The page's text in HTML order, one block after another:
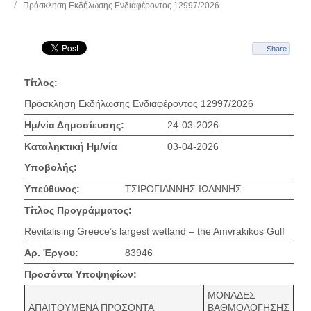
Πρόσκληση Εκδήλωσης Ενδιαφέροντος 12997/2026
Share
Τίτλος:
Πρόσκληση Εκδήλωσης Ενδιαφέροντος 12997/2026
Ημ/νία Δημοσίευσης:
24-03-2026
Καταληκτική Ημ/νία
Υποβολής:
03-04-2026
Υπεύθυνος:
ΤΣΙΡΟΓΙΑΝΝΗΣ ΙΩΑΝΝΗΣ
Τίτλος Προγράμματος:
Revitalising Greece’s largest wetland – the Amvrakikos Gulf
Αρ. Έργου:
83946
Προσόντα Υποψηφίων:
ΑΠΑΙΤΟΥΜΕΝΑ ΠΡΟΣΟΝΤΑ
ΜΟΝΑΔΕΣ
ΒΑΘΜΟΛΟΓΗΣΗΣ